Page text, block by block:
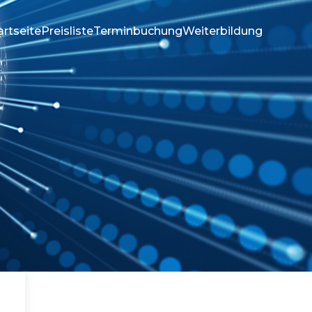
PreislisteTerminbuchungWeiterbildung